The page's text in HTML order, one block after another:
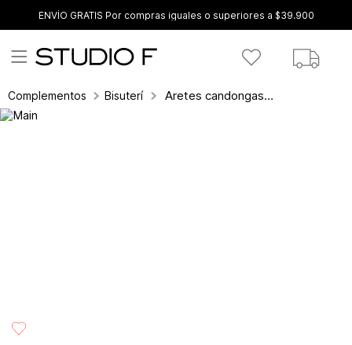
ENVÍO GRATIS Por compras iguales o superiores a $39.900
Complementos Bisutería Aretes candongas set x3